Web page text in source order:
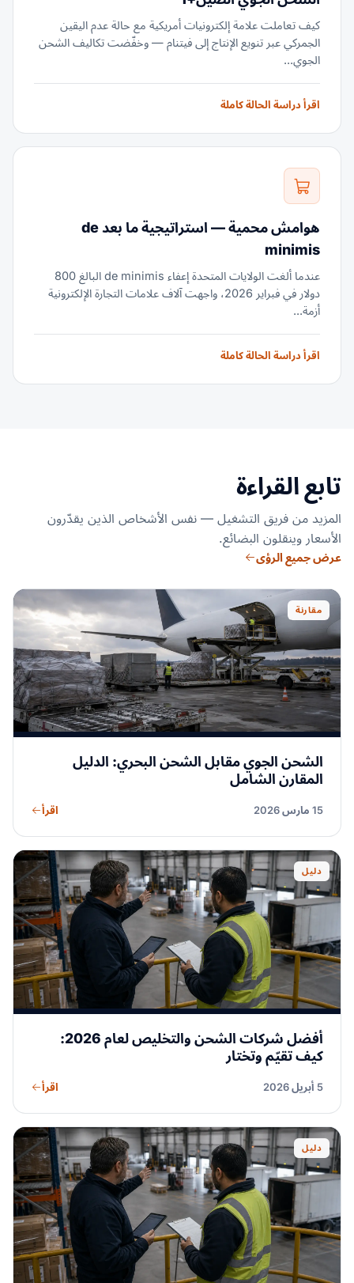
كيف تعاملت علامة إلكترونيات أمريكية مع حالة عدم اليقين
الجمركي عبر تنويع الإنتاج إلى فيتنام — وخفّضت تكاليف الشحن
الجوي...
اقرأ دراسة الحالة كاملة
هوامش محمية — استراتيجية ما بعد de
minimis
عندما ألغت الولايات المتحدة إعفاء de minimis البالغ 800
دولار في فبراير 2026، واجهت آلاف علامات التجارة الإلكترونية
أزمة...
اقرأ دراسة الحالة كاملة
تابع القراءة
المزيد من فريق التشغيل — نفس الأشخاص الذين يقدّرون
الأسعار وينقلون البضائع.
عرض جميع الرؤى
مقارنة
الشحن الجوي مقابل الشحن البحري: الدليل
المقارن الشامل
15 مارس 2026 اقرأ
دليل
أفضل شركات الشحن والتخليص لعام 2026:
كيف تقيّم وتختار
5 أبريل 2026 اقرأ
دليل